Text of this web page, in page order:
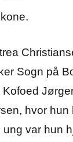
Sogn på
hvor hun
ung var hun